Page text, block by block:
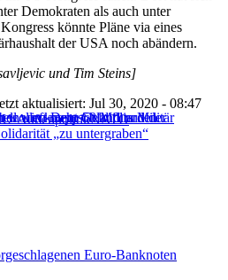
Demokraten als auch unter
könnte Pläne via eines
der USA noch abändern.
und Tim Steins]
um knapp 50 Milliarden
wirft Deutschland und der
„zu untergraben“
wollen mehr Geld fürs Militär
aktualisiert: Jul 30, 2020 - 08:47
AußenpolitikNATO
Euro-Banknoten